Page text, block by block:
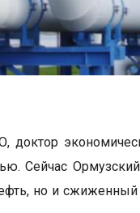
Сейчас
но и